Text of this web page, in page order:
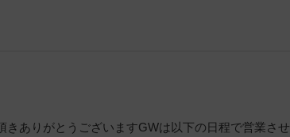
ありがとうございますGWは以下の日程で営業させ